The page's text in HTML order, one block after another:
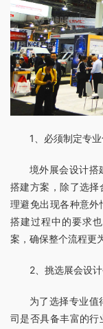
1、必须制定专
境外展会设计搭
搭建方案，除了选
理避免出现各种意
搭建过程中的要求
案，确保整个流程更
2、挑选展会设
为了选择专业值
司是否具备丰富的